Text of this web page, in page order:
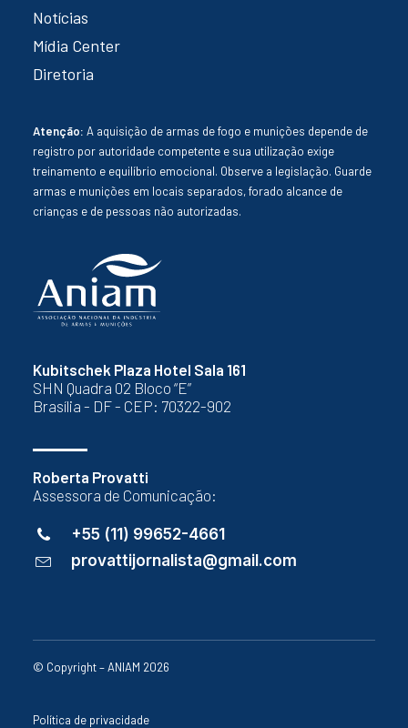
Kubitschek Plaza Hotel Sala 161
SHN Quadra 02 Bloco “E”
Brasília - DF - CEP: 70322-902
Roberta Provatti
Assessora de Comunicação:
+55 (11) 99652-4661
provattijornalista@gmail.com
Notícias
Mídia Center
Diretoria
Atenção: A aquisição de armas de fogo e munições depende de
registro por autoridade competente e sua utilização exige
treinamento e equilíbrio emocional. Observe a legislação. Guarde
armas e munições em locais separados, forado alcance de
crianças e de pessoas não autorizadas.
© Copyright – ANIAM 2026
Política de privacidade